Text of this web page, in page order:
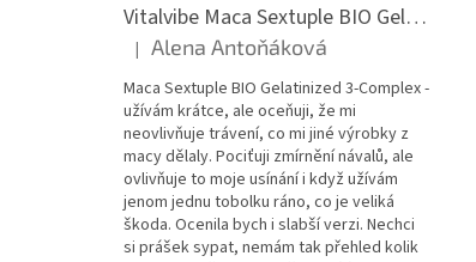
Vitalvibe Maca Sextuple BIO Gelatinized 3-Complex, 60 kapslí
Hodnocení produktu je 5 z 5 hvězdiček.
| Alena Antoňáková
Maca Sextuple BIO Gelatinized 3-Complex -
užívám krátce, ale oceňuji, že mi
neovlivňuje trávení, co mi jiné výrobky z
macy dělaly. Pociťuji zmírnění návalů, ale
ovlivňuje to moje usínání i když užívám
jenom jednu tobolku ráno, co je veliká
škoda. Ocenila bych i slabší verzi. Nechci
si prášek sypat, nemám tak přehled kolik